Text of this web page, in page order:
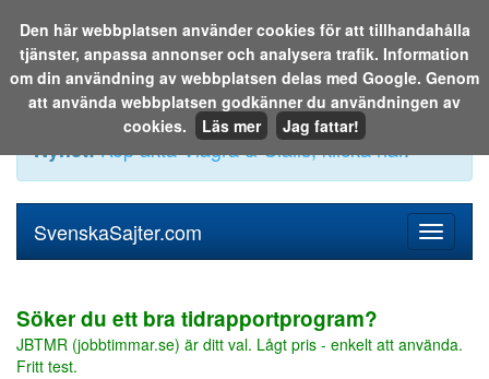
Sök i katalogen eller på webben:
Nyhet!Köp äkta Viagra & Cialis, klicka här.
meny
SvenskaSajter.com
Söker du ett bra tidrapportprogram?
JBTMR (jobbtimmar.se) är ditt val. Lågt pris - enkelt att använda.
Fritt test.
Den här webbplatsen använder cookies för att tillhandahålla
tjänster, anpassa annonser och analysera trafik. Information
om din användning av webbplatsen delas med Google. Genom
att använda webbplatsen godkänner du användningen av
cookies.
Läs mer Jag fattar!